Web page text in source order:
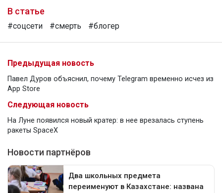
В статье
#соцсети #смерть #блогер
Предыдущая новость
Павел Дуров объяснил, почему Telegram временно исчез из
App Store
Следующая новость
На Луне появился новый кратер: в нее врезалась ступень
ракеты SpaceX